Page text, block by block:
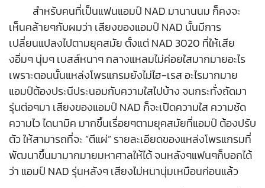
สำหรับคนที่เป็นแฟนแอมป์ NAD มานานนม ก็คงจะ
เห็นคล้ายๆกับผมว่า เสียงของแอมป์ NAD นั้นมีการ
เปลี่ยนแปลงไปตามยุคสมัย ตั้งแต่ NAD 3020 ที่ให้เสีย
งอิ่มๆ นุ่มๆ เบสส์หนาๆ กลางแหลมไม่ค่อยใสมากมายอะไร
เพราะตอนนั้นแหล่งโพรแกรมยังไม่ไฮ-เรส อะไรมากมาย
แอมป์ต้องประนีประนอมกับความใสไปบ้าง จนกระทั่งถัดมา
รุ่นต่อๆมา เสียงของแอมป์ NAD ก็จะเปิดความใส ความชัด
ความไว ไดนามิค มากขึ้นเรื่อยๆตามยุคสมัยที่แอมป์ ต้องปรับ
ตัว ให้สามารถที่จะ “ตีแผ่” รายละเอียดของแหล่งโพรแกรมที่
พัฒนาขึ้นมามากมายมหาศาลให้ได้ จนหลังๆแฟนๆก็บอกได้
ว่า แอมป์ NAD รุ่นหลังๆ เสียงไม่หนานุ่มเหมือนก่อนแล้ว